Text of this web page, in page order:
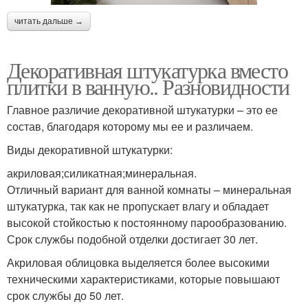
читать дальше →
Декоративная штукатурка вместо
плитки в ванную.. Разновидности
Главное различие декоративной штукатурки – это ее
состав, благодаря которому мы ее и различаем.
Виды декоративной штукатурки:
акриловая;силикатная;минеральная.
Отличный вариант для ванной комнаты – минеральная
штукатурка, так как не пропускает влагу и обладает
высокой стойкостью к постоянному парообразованию.
Срок службы подобной отделки достигает 30 лет.
Акриловая облицовка выделяется более высокими
техническими характеристиками, которые повышают
срок службы до 50 лет.